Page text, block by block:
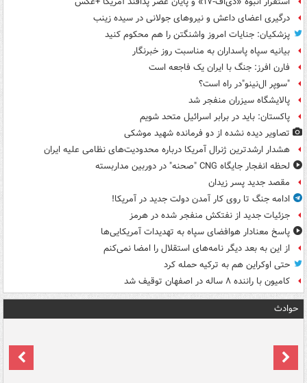
درگیری اعضای داعش و نیروهای جولانی در سیده زینب
پزشکیان: جنایات امروز واشنگتن را هم محکوم کنید
بیانیه سپاه پاسداران به مناسبت روز خبرنگار
فارن افرز: جنگ با ایران یک فاجعه است
"سوپر ال‌نینو"در راه است؟
پالایشگاه سیزران منفجر شد
پاکستان: باید در برابر اسرائیل متحد شویم
تصاویر دیده‌ نشده از دو فرمانده شهید موشکی
هشدار ارشدترین ژنرال آمریکا درباره محدودیت‌های نظامی علیه ایران
لحظه انفجار جایگاه CNG "صحنه" در دوربین مداربسته
مقصد جدید پسر زیدان
ادامه جنگ تا روی کار آمدن دولت جدید در آمریکا!
جزئیات جدید از نفتکش منفجر شده در هرمز
پاسخ معنادار هوافضای سپاه به تهدیدات آمریکایی‌ها
از این به بعد دیگر نامه‌های استقلال را امضا نمی‌کنم
حتی اوکراین هم به ترکیه حمله کرد
کامیون با راننده ۸ ساله در اصفهان توقیف شد
حوادث